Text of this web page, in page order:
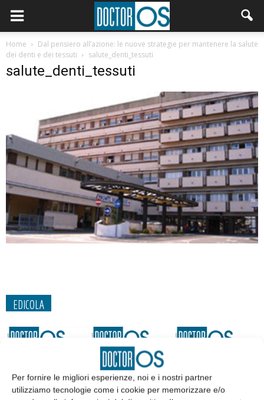
Per fornire le migliori esperienze, noi e i nostri partner
utilizziamo tecnologie come i cookie per memorizzare e/o
Home
Dal pensiero all’azione: le nuove strategie per mantenere la salute
dei denti e dei tessuti
salute_denti_tessuti
salute_denti_tessuti
EDICOLA